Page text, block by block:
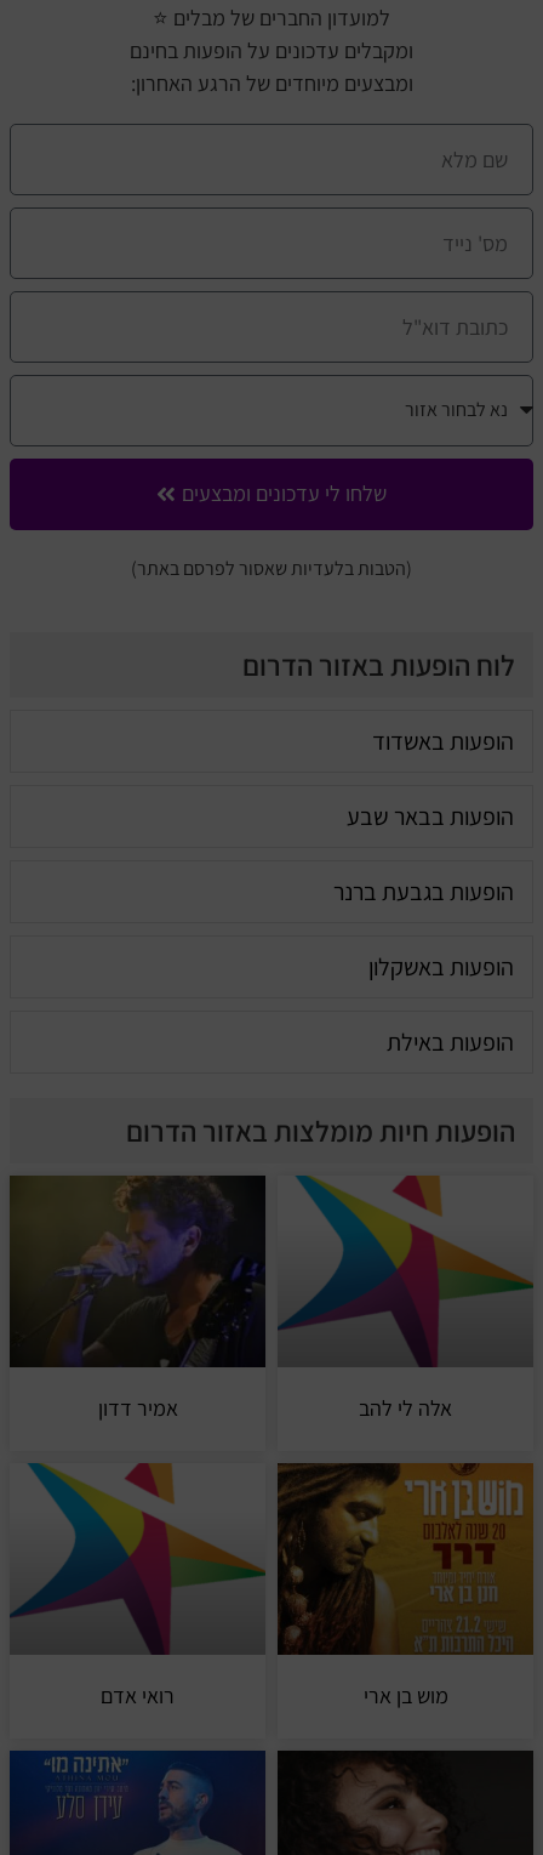
למועדון החברים של מבלים ⭐
ומקבלים עדכונים על הופעות בחינם
ומבצעים מיוחדים של הרגע האחרון:
שלחו לי עדכונים ומבצעים
(הטבות בלעדיות שאסור לפרסם באתר)
לוח הופעות באזור הדרום
הופעות באשדוד
הופעות בבאר שבע
הופעות בגבעת ברנר
הופעות באשקלון
הופעות באילת
הופעות חיות מומלצות באזור הדרום
אלה לי להב אמיר דדון
מוש בן ארי רואי אדם